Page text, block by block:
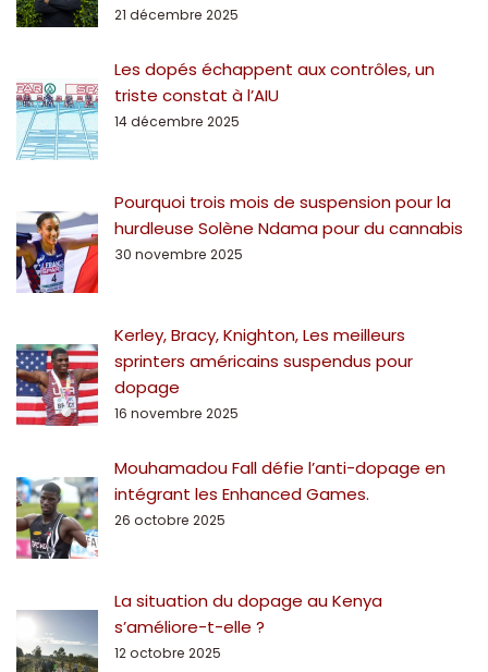
21 décembre 2025
Les dopés échappent aux contrôles, un
triste constat à l’AIU
14 décembre 2025
Pourquoi trois mois de suspension pour la
hurdleuse Solène Ndama pour du cannabis
30 novembre 2025
Kerley, Bracy, Knighton, Les meilleurs
sprinters américains suspendus pour
dopage
16 novembre 2025
Mouhamadou Fall défie l’anti-dopage en
intégrant les Enhanced Games.
26 octobre 2025
La situation du dopage au Kenya
s’améliore-t-elle ?
12 octobre 2025